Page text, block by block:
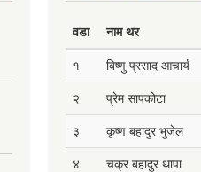
वडा नाम थर
१ बिष्णु प्रसाद आचार्य
२ प्रेम सापकोटा
३ कृष्ण बहादुर भुजेल
४ चक्र बहादुर थापा